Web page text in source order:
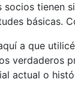
socios tienen
básicas.
a que
verdaderos
actual o